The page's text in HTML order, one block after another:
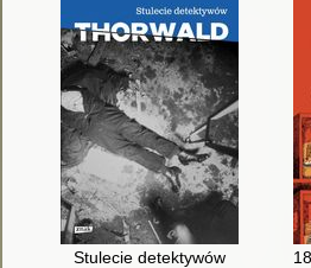
Stulecie detektywów